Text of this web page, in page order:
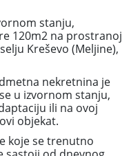
stanju,
120m2 na prostranoj
Kreševo (Meljine),
nekretnina je
u izvornom stanju,
ili na ovoj
objekat.
koje se trenutno